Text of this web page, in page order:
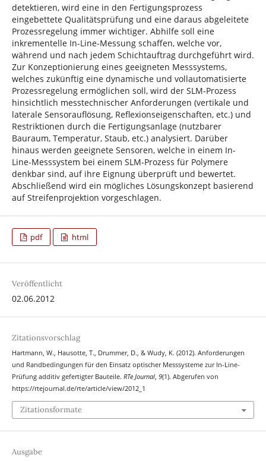
detektieren, wird eine in den Fertigungsprozess
eingebettete Qualitätsprüfung und eine daraus abgeleitete
Prozessregelung immer wichtiger. Abhilfe soll eine
inkrementelle In-Line-Messung schaffen, welche vor,
während und nach jedem Schichtauftrag durchgeführt wird.
Zur Konzeptionierung eines geeigneten Messsystems,
welches zukünftig eine dynamische und vollautomatisierte
Prozessregelung ermöglichen soll, wird der SLM-Prozess
hinsichtlich messtechnischer Anforderungen (vertikale und
laterale Sensorauflösung, Reflexionseigenschaften, etc.) und
Restriktionen durch die Fertigungsanlage (nutzbarer
Bauraum, Temperatur, Staub, etc.) analysiert. Darüber
hinaus werden geeignete Sensoren, welche in einem In-
Line-Messsystem bei einem SLM-Prozess für Polymere
denkbar sind, auf ihre Eignung überprüft und bewertet.
Abschließend wird ein mögliches Lösungskonzept basierend
auf Streifenprojektion vorgeschlagen.
pdf html
Veröffentlicht
02.06.2012
Zitationsvorschlag
Hartmann, W., Hausotte, T., Drummer, D., & Wudy, K. (2012). Anforderungen
und Randbedingungen für den Einsatz optischer Messsysteme zur In-Line-
Prüfung additiv gefertigter Bauteile. RTe Journal, 9(1). Abgerufen von
https://rtejournal.de/rte/article/view/2012_1
Zitationsformate
Ausgabe